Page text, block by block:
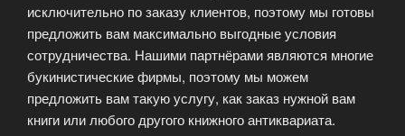
исключительно по заказу клиентов, поэтому мы готовы
предложить вам максимально выгодные условия
сотрудничества. Нашими партнёрами являются многие
букинистические фирмы, поэтому мы можем
предложить вам такую услугу, как заказ нужной вам
книги или любого другого книжного антиквариата.